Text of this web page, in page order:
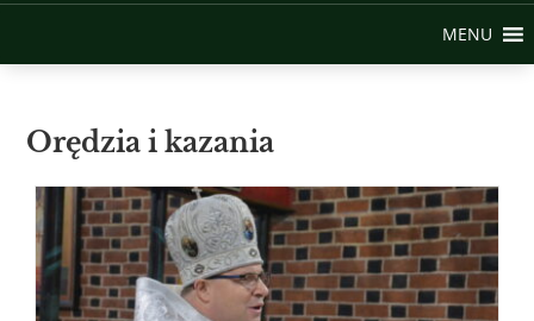
MENU
Orędzia i kazania